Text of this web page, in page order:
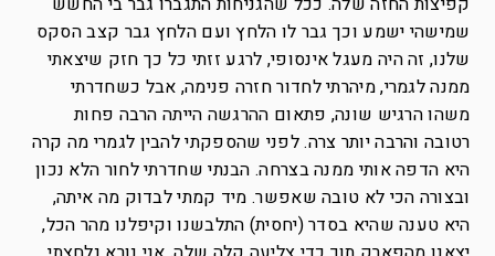
שמישהי ישמע וכך גבר לו הלחץ ועם הלחץ גבר קצב הסקס
שלנו, זה היה מעגל אינסופי, לרגע זזתי כל כך חזק שיצאתי
ממנה לגמרי, מיהרתי לחדור חזרה פנימה, אבל כשחדרתי
משהו הרגיש שונה, פתאום ההרגשה הייתה הרבה פחות
רטובה והרבה יותר צרה. לפני שהספקתי להבין לגמרי מה קרה
היא הדפה אותי ממנה בצרחה. הבנתי שחדרתי לחור הלא נכון
ובצורה הכי לא טובה שאפשר. מיד קמתי לבדוק מה איתה,
היא טענה שהיא בסדר (יחסית) התלבשנו וקיפלנו מהר הכל,